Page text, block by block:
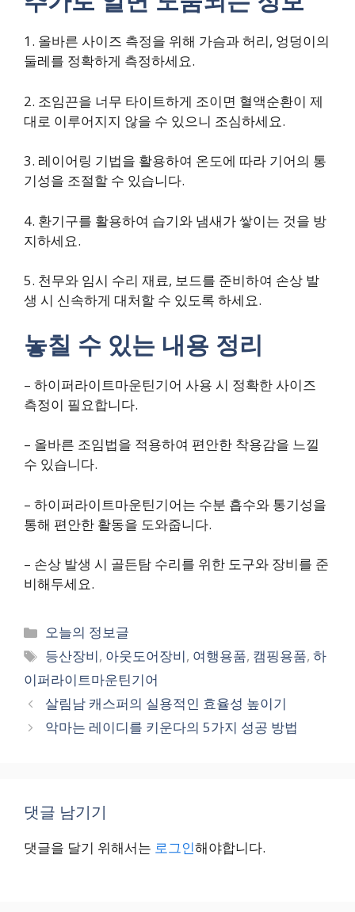
1. 올바른 사이즈 측정을 위해 가슴과 허리, 엉덩이의
둘레를 정확하게 측정하세요.
2. 조임끈을 너무 타이트하게 조이면 혈액순환이 제
대로 이루어지지 않을 수 있으니 조심하세요.
3. 레이어링 기법을 활용하여 온도에 따라 기어의 통
기성을 조절할 수 있습니다.
4. 환기구를 활용하여 습기와 냄새가 쌓이는 것을 방
지하세요.
5. 천무와 임시 수리 재료, 보드를 준비하여 손상 발
생 시 신속하게 대처할 수 있도록 하세요.
놓칠 수 있는 내용 정리
– 하이퍼라이트마운틴기어 사용 시 정확한 사이즈
측정이 필요합니다.
– 올바른 조임법을 적용하여 편안한 착용감을 느낄
수 있습니다.
– 하이퍼라이트마운틴기어는 수분 흡수와 통기성을
통해 편안한 활동을 도와줍니다.
– 손상 발생 시 골든탐 수리를 위한 도구와 장비를 준
비해두세요.
카
테
고
리
오늘의 정보글
태
그
등산장비, 아웃도어장비, 여행용품, 캠핑용품,하
이퍼라이트마운틴기어
살림남 캐스퍼의 실용적인 효율성 높이기
악마는 레이디를 키운다의 5가지 성공 방법
댓글 남기기
댓글을 달기 위해서는 로그인해야합니다.